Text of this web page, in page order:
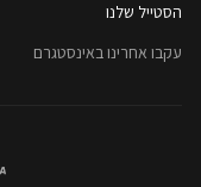
הסטייל שלנו
עקבו אחרינו באינסטגרם